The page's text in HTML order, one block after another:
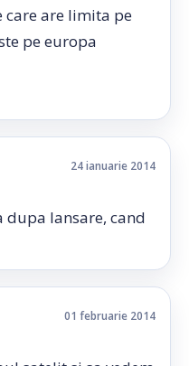
care are limita pe
pe europa
24 ianuarie 2014
dupa lansare, cand
01 februarie 2014